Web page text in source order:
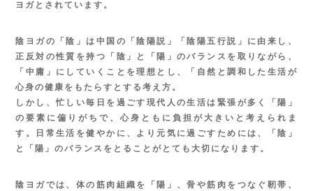
ヨガとされています。
陰ヨガの「陰」は中国の「陰陽説」「陰陽五行説」に由来し、
正反対の性質を持つ「陰」と「陽」のバランスを取りながら、
「中庸」にしていくことを理想とし、「自然と調和した生活が
心身の健康をもたらすとする考え方。
しかし、忙しい毎日を過ごす現代人の生活は緊張が多く「陽」
の要素に偏りがちで、心身ともに負担が大きいと考えられま
す。日常生活を健やかに、より元気に過ごすためには、「陰」
と「陽」のバランスをとることがとても大切になります。
陰ヨガでは、体の筋肉組織を「陽」、骨や筋肉をつなぐ靭帯、